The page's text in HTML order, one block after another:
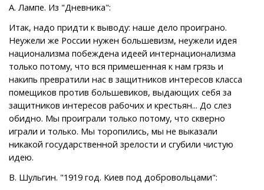
А. Лампе. Из "Дневника":
Итак, надо придти к выводу: наше дело проиграно.
Неужели же России нужен большевизм, неужели идея
национализма побеждена идеей интернационализма
только потому, что вся примешенная к нам грязь и
накипь превратили нас в защитников интересов класса
помещиков против большевиков, выдающих себя за
защитников интересов рабочих и крестьян... До слез
обидно. Мы проиграли только потому, что скверно
играли и только. Мы торопились, мы не выказали
никакой государственной зрелости и сгубили чистую
идею.
В. Шульгин. "1919 год. Киев под добровольцами":